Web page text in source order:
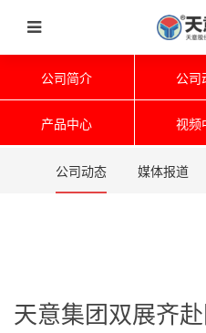
公司简介 公司
产品中心 视频
公司动态 媒体报道
天意集团双展齐